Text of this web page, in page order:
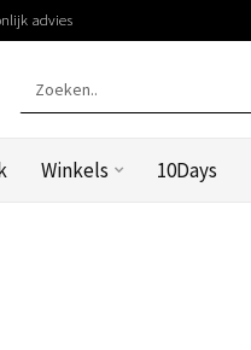
advies
Winkels 10Days